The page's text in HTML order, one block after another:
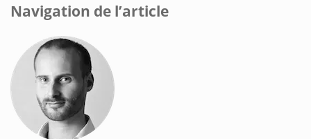
Navigation de l’article